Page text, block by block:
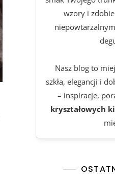
wzory i
Nasz blog to
szkła, elegancji i
– inspiracje,
kryształowych